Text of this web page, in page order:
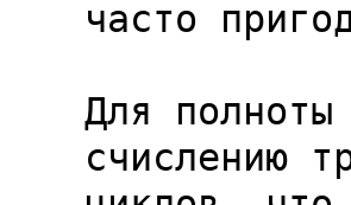
часто
Для
счислению